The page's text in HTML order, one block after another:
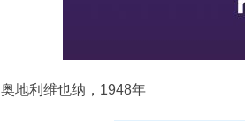
奥地利维也纳，1948年